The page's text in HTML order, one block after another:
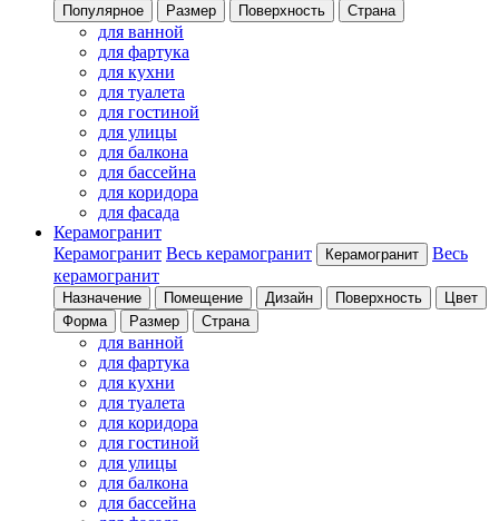
Популярное
Размер Поверхность Страна
для ванной
для фартука
для кухни
для туалета
для гостиной
для улицы
для балкона
для бассейна
для коридора
для фасада
Керамогранит
Керамогранит Весь керамогранит Керамогранит
Весь
керамогранит
Назначение Помещение Дизайн Поверхность
Цвет
Форма
Размер Страна
для ванной
для фартука
для кухни
для туалета
для коридора
для гостиной
для улицы
для балкона
для бассейна